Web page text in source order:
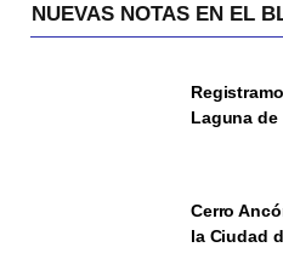
NUEVAS NOTAS EN EL
Laguna de
Cerro
la Ciudad